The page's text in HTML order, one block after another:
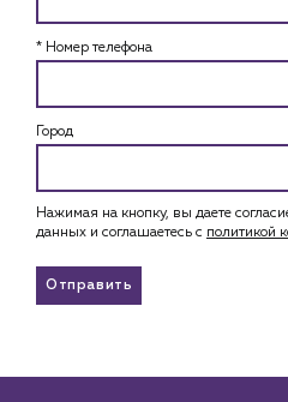
* Номер телефона
Город
Нажимая на кнопку, вы даете
данных и соглашаетесь c политикой
Отправить